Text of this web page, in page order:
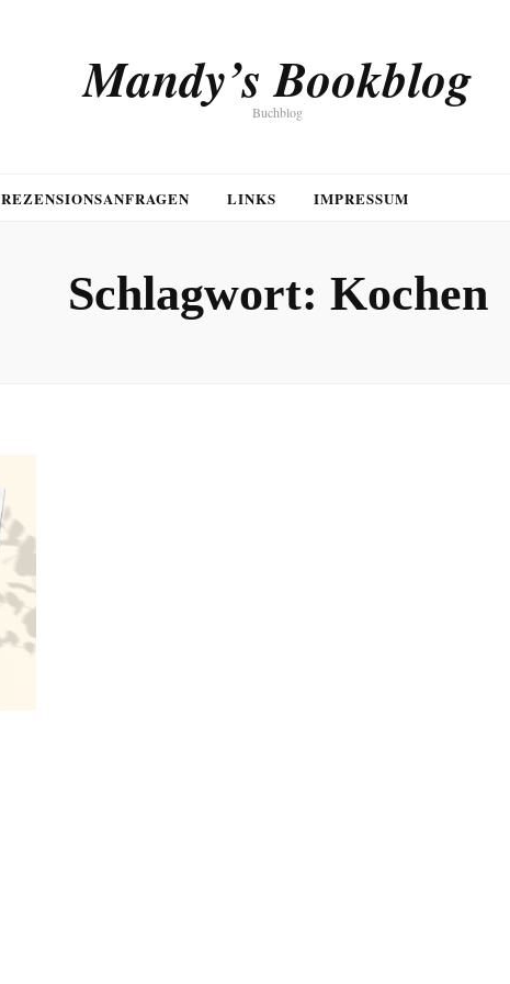
Mandy’s Bookblog
Buchblog
REZENSIONSANFRAGEN LINKS IMPRESSUM
Schlagwort: Kochen